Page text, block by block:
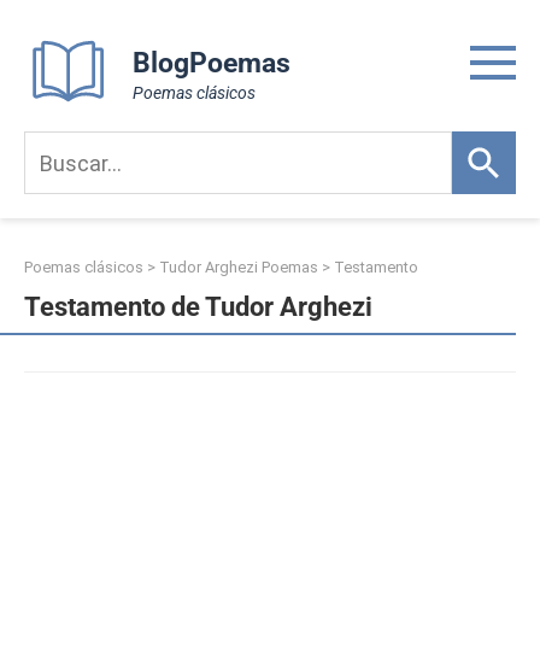
content
BlogPoemas
Poemas clásicos
Poemas clásicos > Tudor Arghezi Poemas > Testamento
Testamento de Tudor Arghezi